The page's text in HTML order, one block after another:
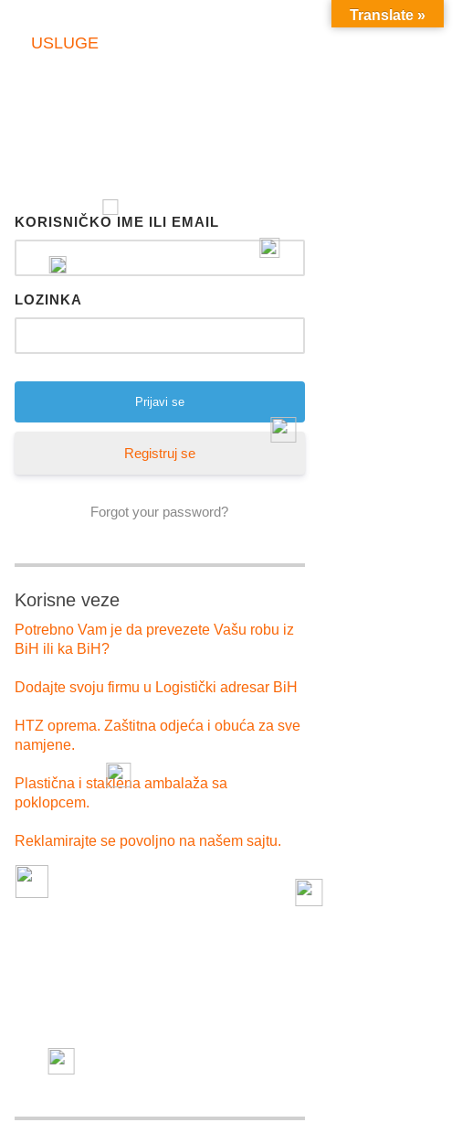
USLUGE
KORISNIČKO IME ILI EMAIL
LOZINKA
Registruj se
Forgot your password?
Korisne veze
Potrebno Vam je da prevezete Vašu robu iz
BiH ili ka BiH?
Dodajte svoju firmu u Logistički adresar BiH
HTZ oprema. Zaštitna odjeća i obuća za sve
namjene.
Plastična i staklena ambalaža sa
poklopcem.
Reklamirajte se povoljno na našem sajtu.
Translate »